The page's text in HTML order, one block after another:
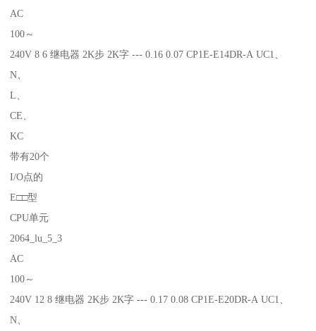
AC
100～
240V 8 6 继电器 2K步 2K字 --- 0.16 0.07 CP1E-E14DR-A UC1、
N、
L、
CE、
KC
带有20个
I/O点的
E□□型
CPU单元
2064_lu_5_3
AC
100～
240V 12 8 继电器 2K步 2K字 --- 0.17 0.08 CP1E-E20DR-A UC1、
N、